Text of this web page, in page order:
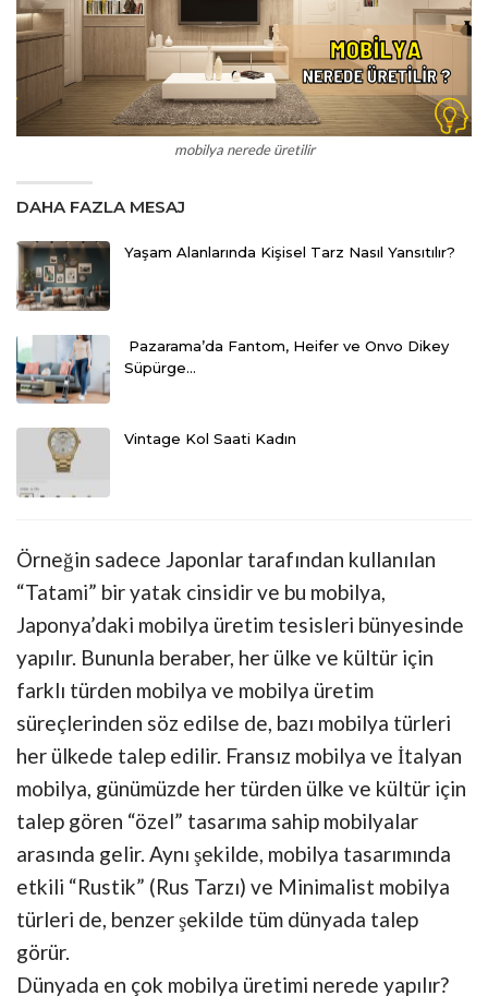
mobilya nerede üretilir
DAHA FAZLA MESAJ
Yaşam Alanlarında Kişisel Tarz Nasıl Yansıtılır?
Pazarama’da Fantom, Heifer ve Onvo Dikey
Süpürge…
Vintage Kol Saati Kadın
Örneğin sadece Japonlar tarafından kullanılan
“Tatami” bir yatak cinsidir ve bu mobilya,
Japonya’daki mobilya üretim tesisleri bünyesinde
yapılır. Bununla beraber, her ülke ve kültür için
farklı türden mobilya ve mobilya üretim
süreçlerinden söz edilse de, bazı mobilya türleri
her ülkede talep edilir. Fransız mobilya ve İtalyan
mobilya, günümüzde her türden ülke ve kültür için
talep gören “özel” tasarıma sahip mobilyalar
arasında gelir. Aynı şekilde, mobilya tasarımında
etkili “Rustik” (Rus Tarzı) ve Minimalist mobilya
türleri de, benzer şekilde tüm dünyada talep
görür.
Dünyada en çok mobilya üretimi nerede yapılır?